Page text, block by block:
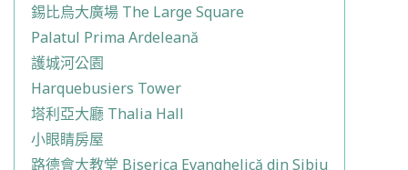
錫比烏大廣場 The Large Square
Palatul Prima Ardeleană
護城河公園
Harquebusiers Tower
塔利亞大廳 Thalia Hall
小眼睛房屋
路德會大教堂 Biserica Evanghelică din Sibiu